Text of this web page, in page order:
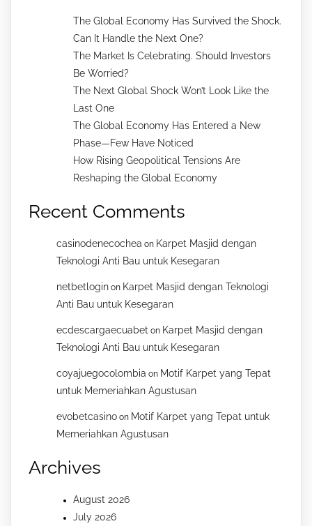
The Global Economy Has Survived the Shock.
Can It Handle the Next One?
The Market Is Celebrating. Should Investors
Be Worried?
The Next Global Shock Won’t Look Like the
Last One
The Global Economy Has Entered a New
Phase—Few Have Noticed
How Rising Geopolitical Tensions Are
Reshaping the Global Economy
Recent Comments
casinodenecochea on Karpet Masjid dengan
Teknologi Anti Bau untuk Kesegaran
netbetlogin on Karpet Masjid dengan Teknologi
Anti Bau untuk Kesegaran
ecdescargaecuabet on Karpet Masjid dengan
Teknologi Anti Bau untuk Kesegaran
coyajuegocolombia on Motif Karpet yang Tepat
untuk Memeriahkan Agustusan
evobetcasino on Motif Karpet yang Tepat untuk
Memeriahkan Agustusan
Archives
August 2026
July 2026